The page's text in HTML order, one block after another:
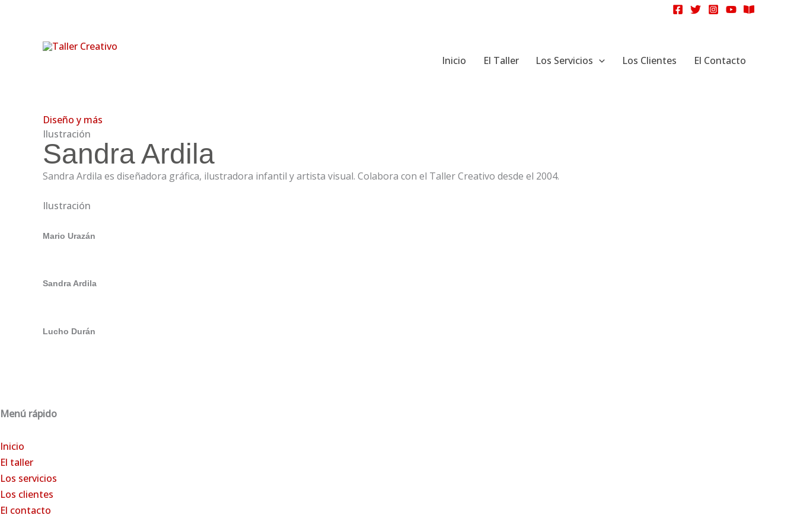
contenido
Inicio
El Taller Los Servicios Los Clientes El Contacto
Diseño y más
Ilustración
Sandra Ardila
Sandra Ardila es diseñadora gráfica, ilustradora infantil y artista visual. Colabora con el Taller Creativo desde el 2004.
Ilustración
Mario Urazán
Sandra Ardila
Lucho Durán
Menú rápido
Inicio
El taller
Los servicios
Los clientes
El contacto